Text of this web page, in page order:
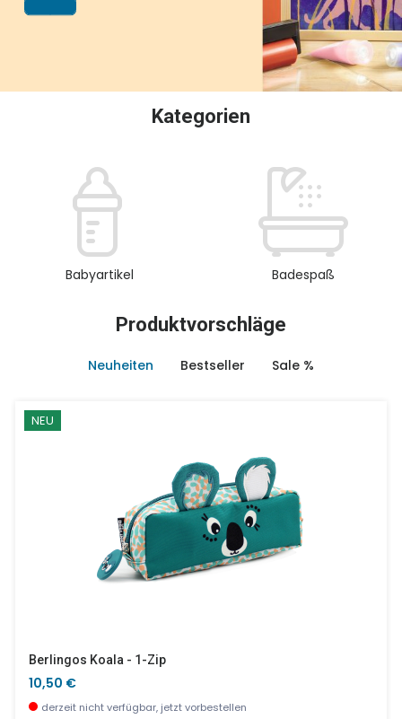
Kategorien
Babyartikel Badespaß
Produktvorschläge
Neuheiten Bestseller Sale %
NEU
Berlingos Koala - 1-Zip
10,50 €
derzeit nicht verfügbar, jetzt vorbestellen